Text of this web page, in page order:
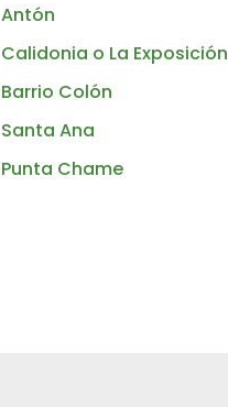
Antón
Calidonia o La Exposición
Barrio Colón
Santa Ana
Punta Chame